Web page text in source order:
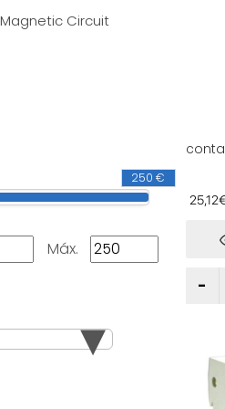
Circuit
250 €
Máx.
▾
25,12€